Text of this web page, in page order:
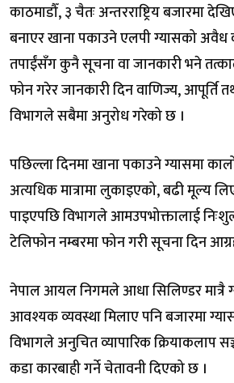
काठमाडौँ, ३ चैतः अन्तरराष्ट्रिय बजारमा
बनाएर खाना पकाउने एलपी ग्यासको अवैध
तपाईंसँग कुनै सूचना वा जानकारी भने
फोन गरेर जानकारी दिन वाणिज्य, आपूर्ति
विभागले सबैमा अनुरोध गरेको छ ।
पछिल्ला दिनमा खाना पकाउने ग्यासमा
अत्यधिक मात्रामा लुकाइएको, बढी मूल्य
पाइएपछि विभागले आमउपभोक्तालाई
टेलिफोन नम्बरमा फोन गरी सूचना दिन
नेपाल आयल निगमले आधा सिलिण्डर मात्रै
आवश्यक व्यवस्था मिलाए पनि बजारमा
विभागले अनुचित व्यापारिक क्रियाकलाप
कडा कारबाही गर्ने चेतावनी दिएको छ ।